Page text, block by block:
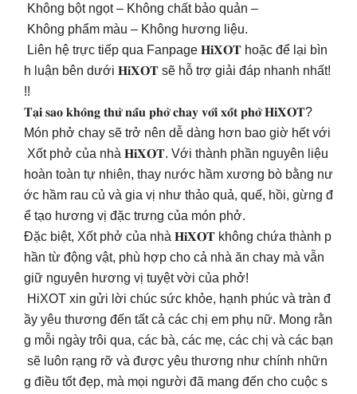
Không bột ngọt – Không chất bảo quản –
Không phẩm màu – Không hương liệu.
Liên hệ trực tiếp qua Fanpage 𝐇𝐢𝐗𝐎𝐓 hoặc để lại bìn
h luận bên dưới 𝐇𝐢𝐗𝐎𝐓 sẽ hỗ trợ giải đáp nhanh nhất!
!!
𝐓𝐚̣𝐢 𝐬𝐚𝐨 𝐤𝐡𝐨̂𝐧𝐠 𝐭𝐡𝐮̛̉ 𝐧𝐚̂́𝐮 𝐩𝐡𝐨̛̉ 𝐜𝐡𝐚𝐲 𝐯𝐨̛́𝐢 𝐱𝐨̂́𝐭 𝐩𝐡𝐨̛̉ 𝐇𝐢𝐗𝐎𝐓?
Món phở chay sẽ trở nên dễ dàng hơn bao giờ hết với
Xốt phở của nhà 𝐇𝐢𝐗𝐎𝐓. Với thành phần nguyên liệu
hoàn toàn tự nhiên, thay nước hầm xương bò bằng nư
ớc hầm rau củ và gia vị như thảo quả, quế, hồi, gừng đ
ể tạo hương vị đặc trưng của món phở.
Đặc biệt, Xốt phở của nhà 𝐇𝐢𝐗𝐎𝐓 không chứa thành p
hần từ động vật, phù hợp cho cả nhà ăn chay mà vẫn
giữ nguyên hương vị tuyệt vời của phở!
HiXOT xin gửi lời chúc sức khỏe, hạnh phúc và tràn đ
ầy yêu thương đến tất cả các chị em phụ nữ. Mong rằn
g mỗi ngày trôi qua, các bà, các mẹ, các chị và các bạn
sẽ luôn rạng rỡ và được yêu thương như chính nhữn
g điều tốt đẹp, mà mọi người đã mang đến cho cuộc s